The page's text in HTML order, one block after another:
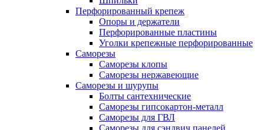
Перфорированный крепеж
Опоры и держатели
Перфорированные пластины
Уголки крепежные перфорированные
Саморезы
Саморезы клопы
Саморезы нержавеющие
Саморезы и шурупы
Болты сантехнические
Саморезы гипсокартон-металл
Саморезы для ГВЛ
Саморезы для сэндвич панелей